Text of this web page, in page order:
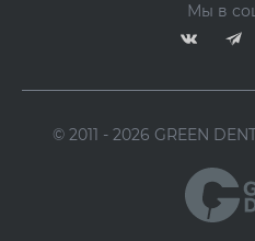
Мы в
© 2011 - 2026 GREEN